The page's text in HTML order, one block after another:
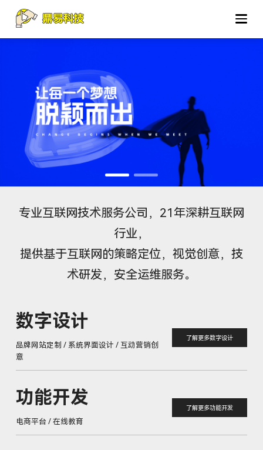
专业互联网技术服务公司，21年深耕互联网
行业，
提供基于互联网的策略定位，视觉创意，技
术研发，安全运维服务。
数字设计
品牌网站定制 / 系统界面设计 / 互动营销创
意
了解更多数字设计
功能开发
电商平台 / 在线教育
了解更多功能开发